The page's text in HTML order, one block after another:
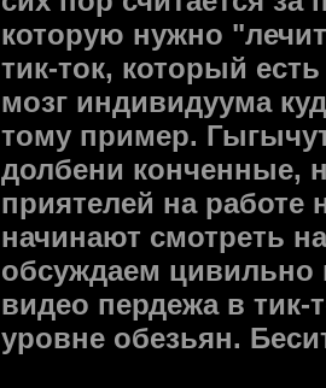
которую нужно
тик-ток, который
мозг индивидуума
тому пример.
долбени конченные,
приятелей на
начинают смотреть
обсуждаем цивильно
видео пердежа в тик-
уровне обезьян.